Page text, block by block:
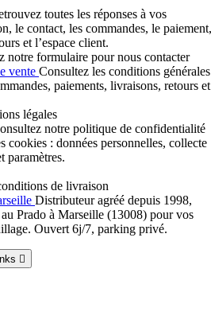
toutes les réponses à vos
le contact, les commandes, le paiement,
et l’espace client.
notre formulaire pour nous contacter
vente Consultez les conditions générales
paiements, livraisons, retours et
légales
notre politique de confidentialité
cookies : données personnelles, collecte
paramètres.
de livraison
Distributeur agréé depuis 1998,
Prado à Marseille (13008) pour vos
Ouvert 6j/7, parking privé.
